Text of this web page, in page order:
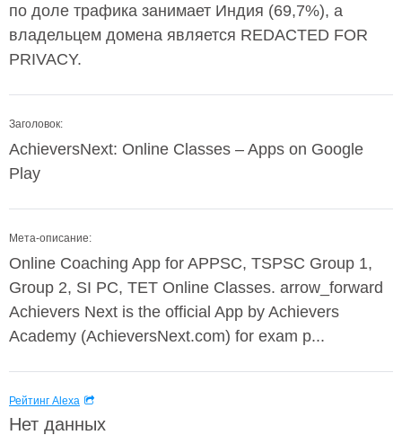
по доле трафика занимает Индия (69,7%), а
владельцем домена является REDACTED FOR
PRIVACY.
Заголовок:
AchieversNext: Online Classes – Apps on Google
Play
Мета-описание:
Online Coaching App for APPSC, TSPSC Group 1,
Group 2, SI PC, TET Online Classes. arrow_forward
Achievers Next is the official App by Achievers
Academy (AchieversNext.com) for exam p...
Рейтинг Alexa
Нет данных